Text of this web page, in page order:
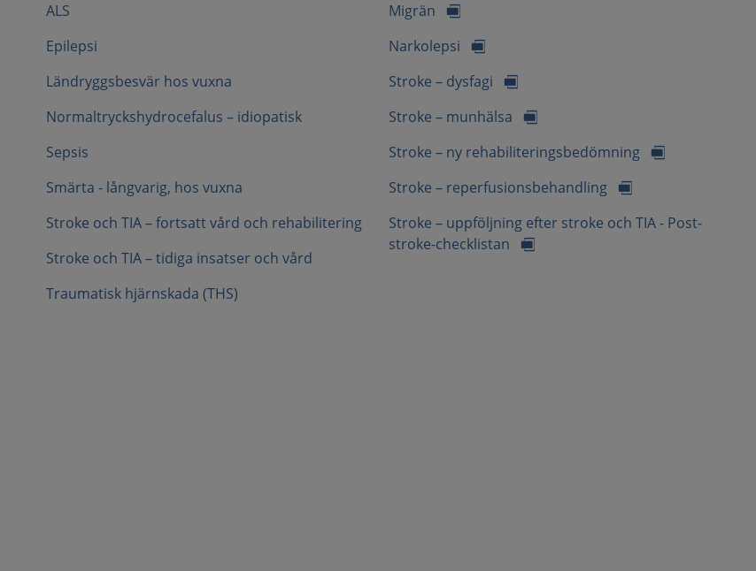
ALS
Epilepsi
Ländryggsbesvär hos vuxna
Normaltryckshydrocefalus – idiopatisk
Sepsis
Smärta - långvarig, hos vuxna
Stroke och TIA – fortsatt vård och rehabilitering
Stroke och TIA – tidiga insatser och vård
Traumatisk hjärnskada (THS)
Migrän
Narkolepsi
Stroke – dysfagi
Stroke – munhälsa
Stroke – ny rehabiliteringsbedömning
Stroke – reperfusionsbehandling
Stroke – uppföljning efter stroke och TIA - Post-
stroke-checklistan